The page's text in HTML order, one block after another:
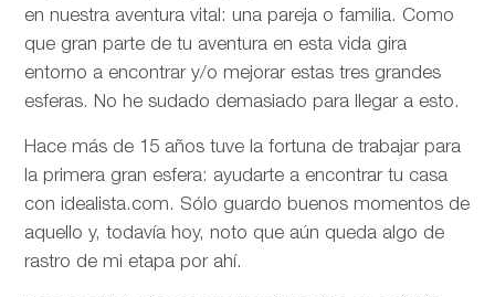
en nuestra aventura vital: una pareja o familia. Como
que gran parte de tu aventura en esta vida gira
entorno a encontrar y/o mejorar estas tres grandes
esferas. No he sudado demasiado para llegar a esto.
Hace más de 15 años tuve la fortuna de trabajar para
la primera gran esfera: ayudarte a encontrar tu casa
con idealista.com. Sólo guardo buenos momentos de
aquello y, todavía hoy, noto que aún queda algo de
rastro de mi etapa por ahí.